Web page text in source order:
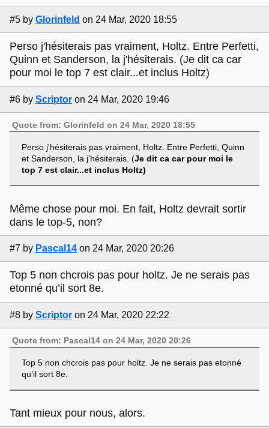
#5 by Glorinfeld on 24 Mar, 2020 18:55
Perso j'hésiterais pas vraiment, Holtz. Entre Perfetti,
Quinn et Sanderson, la j'hésiterais. (Je dit ca car
pour moi le top 7 est clair...et inclus Holtz)
#6 by Scriptor on 24 Mar, 2020 19:46
Quote from: Glorinfeld on 24 Mar, 2020 18:55
Perso j'hésiterais pas vraiment, Holtz. Entre Perfetti, Quinn
et Sanderson, la j'hésiterais. (Je dit ca car pour moi le
top 7 est clair...et inclus Holtz)
Même chose pour moi. En fait, Holtz devrait sortir
dans le top-5, non?
#7 by Pascal14 on 24 Mar, 2020 20:26
Top 5 non chcrois pas pour holtz. Je ne serais pas
etonné qu’il sort 8e.
#8 by Scriptor on 24 Mar, 2020 22:22
Quote from: Pascal14 on 24 Mar, 2020 20:26
Top 5 non chcrois pas pour holtz. Je ne serais pas etonné
qu’il sort 8e.
Tant mieux pour nous, alors.